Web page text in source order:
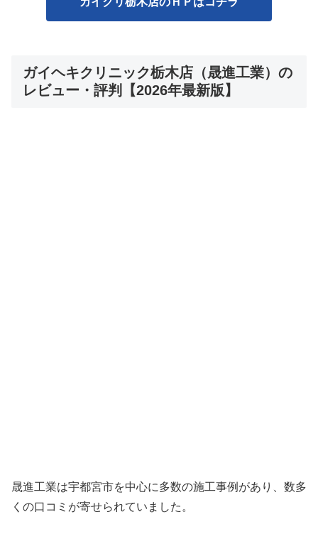
ガイヘキクリニック栃木店（晟進工業）の
レビュー・評判【2026年最新版】
晟進工業は宇都宮市を中心に多数の施工事例があり、数多
くの口コミが寄せられていました。